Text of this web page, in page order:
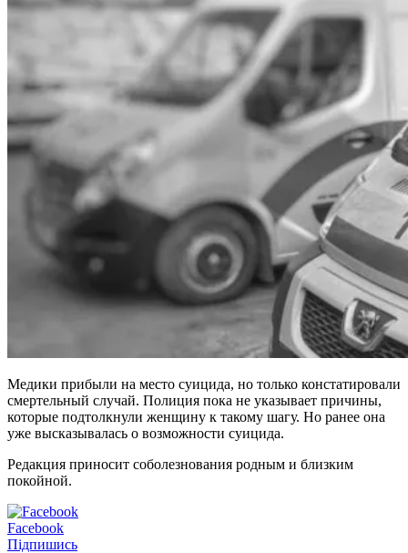
Медики прибыли на место суицида, но только констатировали
смертельный случай. Полиция пока не указывает причины,
которые подтолкнули женщину к такому шагу. Но ранее она
уже высказывалась о возможности суицида.
Редакция приносит соболезнования родным и близким
покойной.
Facebook
Підпишись